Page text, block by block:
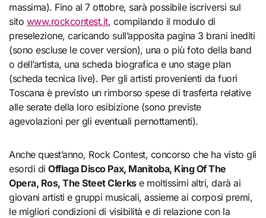
massima). Fino al 7 ottobre, sarà possibile iscriversi sul
sito www.rockcontest.it, compilando il modulo di
preselezione, caricando sull’apposita pagina 3 brani inediti
(sono escluse le cover version), una o più foto della band
o dell’artista, una scheda biografica e uno stage plan
(scheda tecnica live). Per gli artisti provenienti da fuori
Toscana è previsto un rimborso spese di trasferta relative
alle serate della loro esibizione (sono previste
agevolazioni per gli eventuali pernottamenti).
Anche quest’anno, Rock Contest, concorso che ha visto gli
esordi diOfflaga Disco Pax, Manitoba, King Of The
Opera, Ros, The Steet Clerkse moltissimi altri, darà ai
giovani artisti e gruppi musicali, assieme ai corposi premi,
le migliori condizioni di visibilità e di relazione con la